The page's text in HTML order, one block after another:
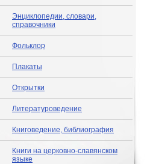
Энциклопедии, словари,
справочники
Фольклор
Плакаты
Открытки
Литературоведение
Книговедение, библиография
Книги на церковно-славянском
языке